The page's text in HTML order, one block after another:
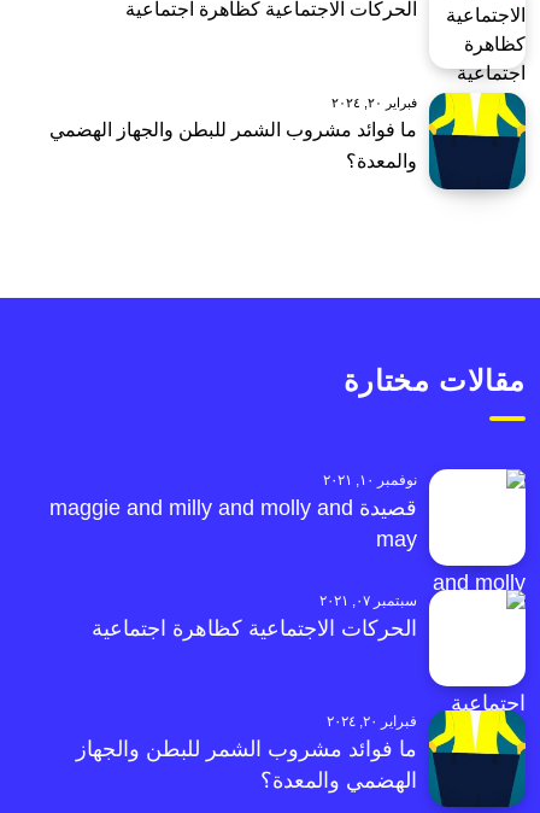
الحركات الاجتماعية كظاهرة اجتماعية
فبراير ٢٠, ٢٠٢٤
ما فوائد مشروب الشمر للبطن والجهاز الهضمي
والمعدة؟
مقالات مختارة
نوفمبر ١٠, ٢٠٢١
قصيدة maggie and milly and molly and
may
سبتمبر ٠٧, ٢٠٢١
الحركات الاجتماعية كظاهرة اجتماعية
فبراير ٢٠, ٢٠٢٤
ما فوائد مشروب الشمر للبطن والجهاز
الهضمي والمعدة؟